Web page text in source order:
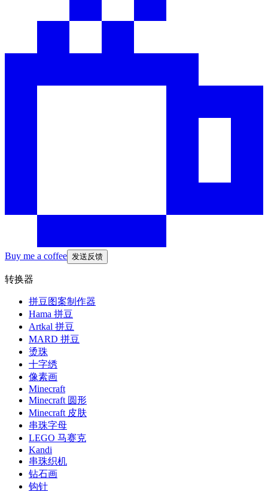
Buy me a coffee 发送反馈
转换器
拼豆图案制作器
Hama 拼豆
Artkal 拼豆
MARD 拼豆
烫珠
十字绣
像素画
Minecraft
Minecraft 圆形
Minecraft 皮肤
串珠字母
LEGO 马赛克
Kandi
串珠织机
钻石画
钩针